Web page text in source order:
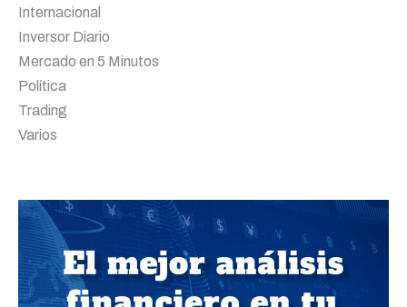
Internacional
Inversor Diario
Mercado en 5 Minutos
Política
Trading
Varios